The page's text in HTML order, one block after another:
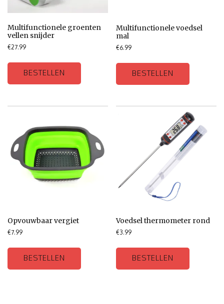
Multifunctionele groenten
vellen snijder
€27.99
BESTELLEN
Multifunctionele voedsel
mal
€6.99
BESTELLEN
Opvouwbaar vergiet
€7.99
BESTELLEN
Voedsel thermometer rond
€3.99
BESTELLEN